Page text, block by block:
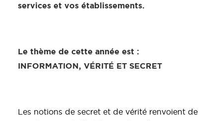
services et vos établissements.
Le thème de cette année est :
INFORMATION, VÉRITÉ ET SECRET
Les notions de secret et de vérité renvoient de